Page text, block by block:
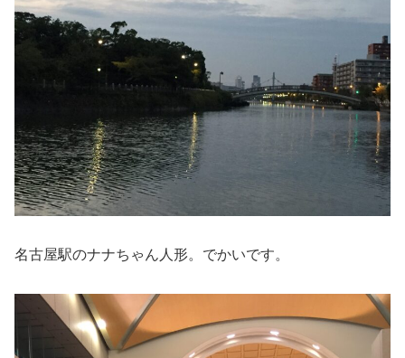
名古屋駅のナナちゃん人形。でかいです。